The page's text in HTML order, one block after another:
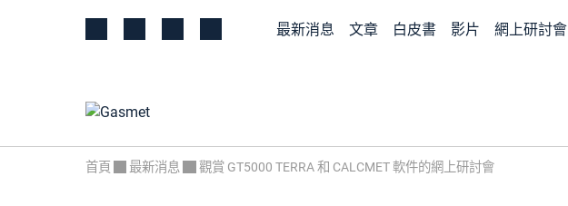
最新消息 文章 白皮書 影片 網上研討會
首頁 最新消息 觀賞 GT5000 TERRA 和 CALCMET 軟件的網上研討會